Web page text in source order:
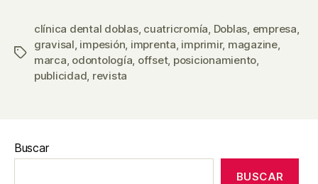
Etiquetas
clínica dental doblas, cuatricromía, Doblas, empresa,
gravisal, impesión, imprenta, imprimir, magazine,
marca, odontología, offset, posicionamiento,
publicidad, revista
Buscar
BUSCAR